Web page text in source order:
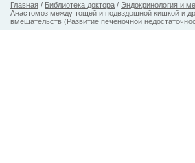
Главная / Библиотека доктора / Эндокринология и
Анастомоз между тощей и подвздошной кишкой и
вмешательств (Развитие печеночной